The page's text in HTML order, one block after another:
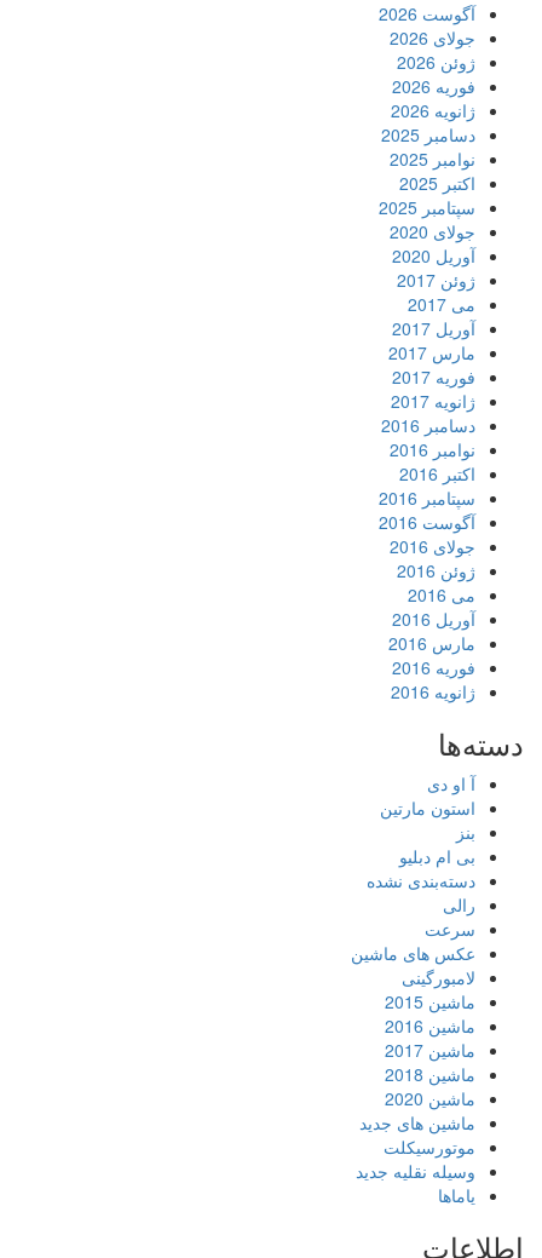
آگوست 2026
جولای 2026
ژوئن 2026
فوریه 2026
ژانویه 2026
دسامبر 2025
نوامبر 2025
اکتبر 2025
سپتامبر 2025
جولای 2020
آوریل 2020
ژوئن 2017
می 2017
آوریل 2017
مارس 2017
فوریه 2017
ژانویه 2017
دسامبر 2016
نوامبر 2016
اکتبر 2016
سپتامبر 2016
آگوست 2016
جولای 2016
ژوئن 2016
می 2016
آوریل 2016
مارس 2016
فوریه 2016
ژانویه 2016
دسته‌ها
آ او دی
استون مارتین
بنز
بی ام دبلیو
دسته‌بندی نشده
رالی
سرعت
عکس های ماشین
لامبورگینی
ماشین 2015
ماشین 2016
ماشین 2017
ماشین 2018
ماشین 2020
ماشین های جدید
موتورسیکلت
وسیله نقلیه جدید
یاماها
اطلاعات